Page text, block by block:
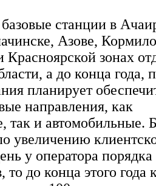
базовые станции в
Азове,
Красноярской зонах
а до конца года,
планирует
направления, как
так и автомобильные.
увеличению
у оператора
то до конца этого года